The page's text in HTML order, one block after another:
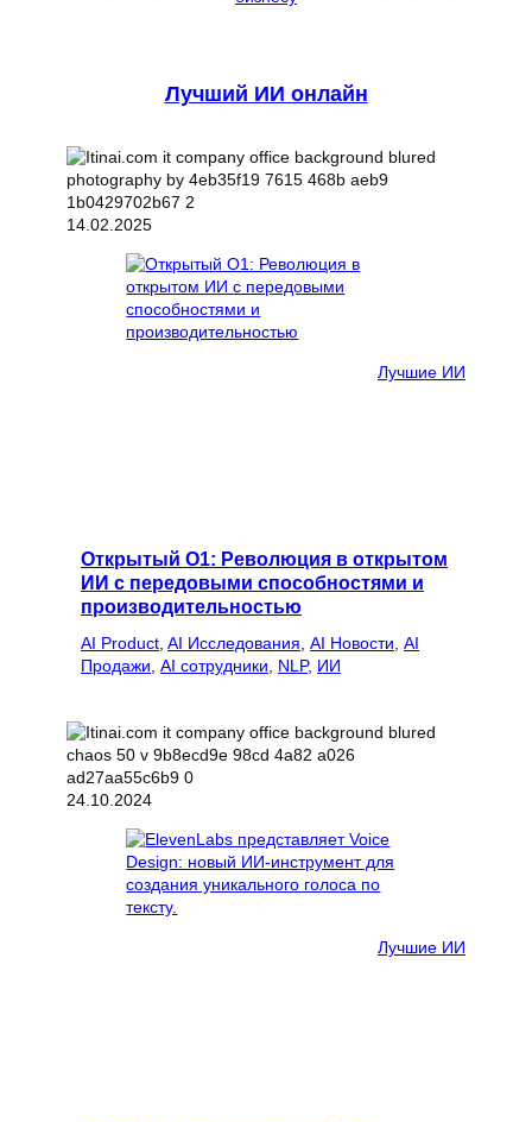
Лучший ИИ онлайн
14.02.2025
Лучшие ИИ
Открытый O1: Революция в открытом
ИИ с передовыми способностями и
производительностью
AI Product AI Исследования AI Новости AI
Продажи AI сотрудники NLP, ИИ
24.10.2024
Лучшие ИИ